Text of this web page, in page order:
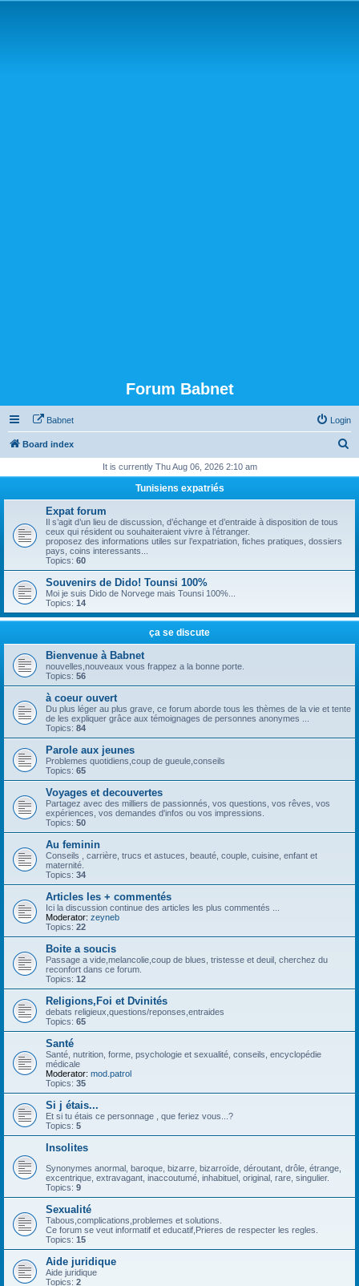
Forum Babnet
Babnet Login
Board index
r
It is currently Thu Aug 06, 2026 2:10 am
Tunisiens expatriés
Expat forum
Il s’agit d’un lieu de discussion, d’échange et d’entraide à disposition de tous
ceux qui résident ou souhaiteraient vivre à l’étranger.
proposez des informations utiles sur l’expatriation, fiches pratiques, dossiers
pays, coins interessants...
Topics: 60
Souvenirs de Dido! Tounsi 100%
Moi je suis Dido de Norvege mais Tounsi 100%...
Topics: 14
ça se discute
Bienvenue à Babnet
nouvelles,nouveaux vous frappez a la bonne porte.
Topics: 56
à coeur ouvert
Du plus léger au plus grave, ce forum aborde tous les thèmes de la vie et tente
de les expliquer grâce aux témoignages de personnes anonymes ...
Topics: 84
Parole aux jeunes
Problemes quotidiens,coup de gueule,conseils
Topics: 65
Voyages et decouvertes
Partagez avec des milliers de passionnés, vos questions, vos rêves, vos
expériences, vos demandes d'infos ou vos impressions.
Topics: 50
Au feminin
Conseils , carrière, trucs et astuces, beauté, couple, cuisine, enfant et
maternité.
Topics: 34
Articles les + commentés
Ici la discussion continue des articles les plus commentés ...
Moderator: zeyneb
Topics: 22
Boite a soucis
Passage a vide,melancolie,coup de blues, tristesse et deuil, cherchez du
reconfort dans ce forum.
Topics: 12
Religions,Foi et Dvinités
debats religieux,questions/reponses,entraides
Topics: 65
Santé
Santé, nutrition, forme, psychologie et sexualité, conseils, encyclopédie
médicale
Moderator: mod.patrol
Topics: 35
Si j étais...
Et si tu étais ce personnage , que feriez vous...?
Topics: 5
Insolites
Synonymes anormal, baroque, bizarre, bizarroïde, déroutant, drôle, étrange,
excentrique, extravagant, inaccoutumé, inhabituel, original, rare, singulier.
Topics: 9
Sexualité
Tabous,complications,problemes et solutions.
Ce forum se veut informatif et educatif,Prieres de respecter les regles.
Topics: 15
Aide juridique
Aide juridique
Topics: 2